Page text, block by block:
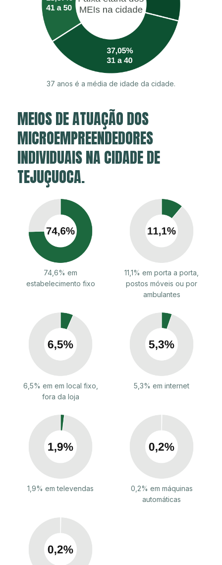
37 anos é a média de idade da cidade.
MEIOS DE ATUAÇÃO DOS
MICROEMPREENDEDORES
INDIVIDUAIS NA CIDADE DE
TEJUÇUOCA.
74,6% em
estabelecimento fixo
11,1% em porta a porta,
postos móveis ou por
ambulantes
6,5% em em local fixo,
fora da loja
5,3% em internet
1,9% em televendas
0,2% em máquinas
automáticas